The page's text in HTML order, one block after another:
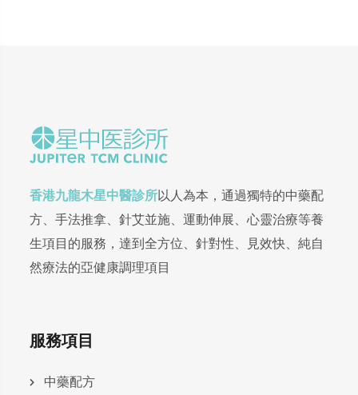
香港九龍木星中醫診所以人為本，通過獨特的中藥配
方、手法推拿、針艾並施、運動伸展、心靈治療等養
生項目的服務，達到全方位、針對性、見效快、純自
然療法的亞健康調理項目
服務項目
中藥配方